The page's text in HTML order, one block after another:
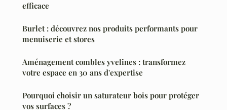
efficace
Burlet : découvrez nos produits performants pour
menuiserie et stores
Aménagement combles yvelines : transformez
votre espace en 30 ans d'expertise
Pourquoi choisir un saturateur bois pour protéger
vos surfaces ?